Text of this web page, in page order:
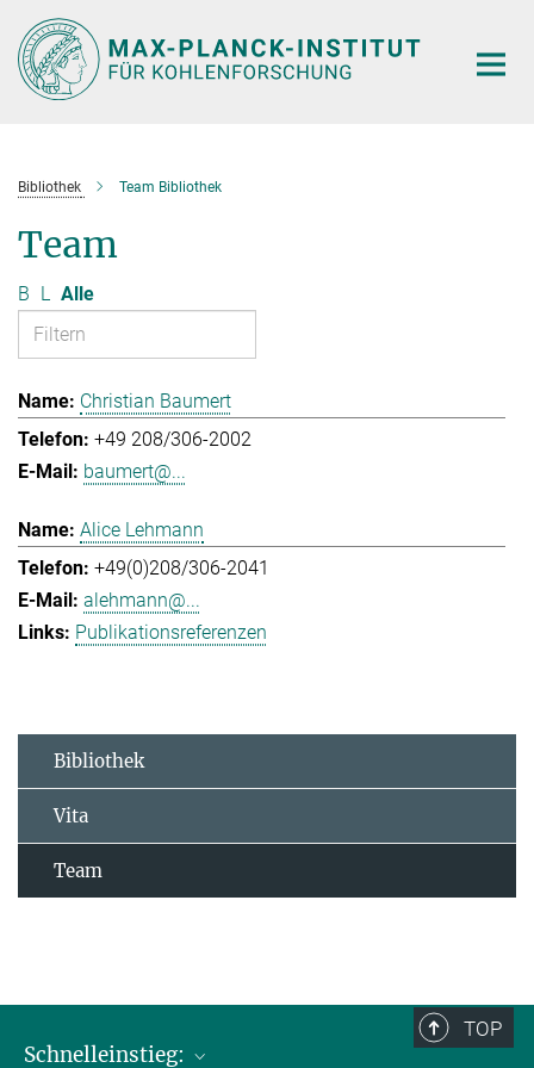
Hauptinhalt
Bibliothek Team Bibliothek
Team
B L Alle
Christian Baumert
+49 208/306-2002
baumert@...
Alice Lehmann
+49(0)208/306-2041
alehmann@...
Publikationsreferenzen
Bibliothek
Vita
Team
TOP
Schnelleinstieg: